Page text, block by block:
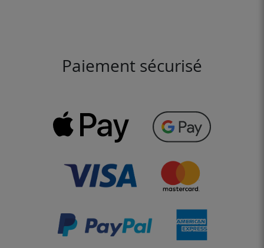
Paiement sécurisé